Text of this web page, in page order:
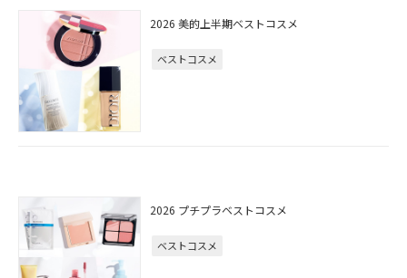
2026 美的上半期ベストコスメ
ベストコスメ
2026 プチプラベストコスメ
ベストコスメ